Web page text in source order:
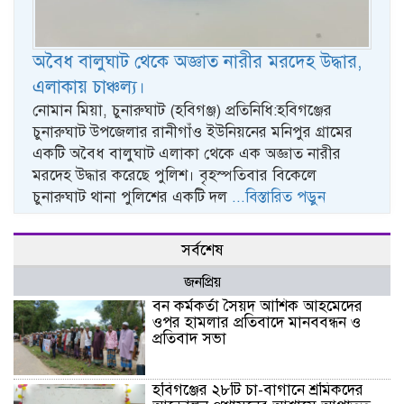
অবৈধ বালুঘাট থেকে অজ্ঞাত নারীর মরদেহ উদ্ধার,
এলাকায় চাঞ্চল্য।
নোমান মিয়া, চুনারুঘাট (হবিগঞ্জ) প্রতিনিধি:হবিগঞ্জের
চুনারুঘাট উপজেলার রানীগাঁও ইউনিয়নের মনিপুর গ্রামের
একটি অবৈধ বালুঘাট এলাকা থেকে এক অজ্ঞাত নারীর
মরদেহ উদ্ধার করেছে পুলিশ। বৃহস্পতিবার বিকেলে
চুনারুঘাট থানা পুলিশের একটি দল ...বিস্তারিত পড়ুন
সর্বশেষ
জনপ্রিয়
বন কর্মকর্তা সৈয়দ আশিক আহমেদের
ওপর হামলার প্রতিবাদে মানববন্ধন ও
প্রতিবাদ সভা
হবিগঞ্জের ২৮টি চা-বাগানে শ্রমিকদের